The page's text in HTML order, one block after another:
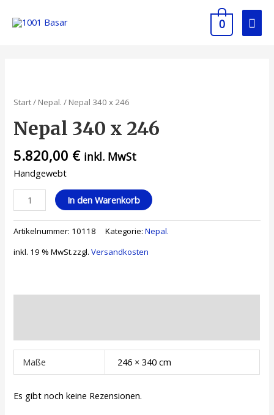
0
Start/ Nepal. / Nepal 340 x 246
Nepal 340 x 246
5.820,00 € inkl. MwSt
Handgewebt
In den Warenkorb
Artikelnummer: 10118 Kategorie:Nepal.
inkl. 19 % MwSt.zzgl.Versandkosten
Maße 246 × 340 cm
Es gibt noch keine Rezensionen.